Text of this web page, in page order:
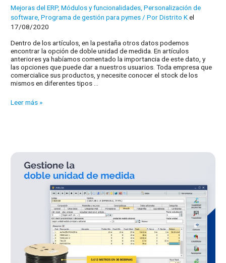
Mejoras del ERP,Módulos y funcionalidades,Personalización de
software,Programa de gestión para pymes/ PorDistrito Kel
17/08/2020
Dentro de los artículos, en la pestaña otros datos podemos
encontrar la opción de doble unidad de medida. En artículos
anteriores ya habíamos comentado la importancia de este dato, y
las opciones que puede dar a nuestros usuarios. Toda empresa que
comercialice sus productos, y necesite conocer el stock de los
mismos en diferentes tipos …
Formulación
cantidades
Leer más »